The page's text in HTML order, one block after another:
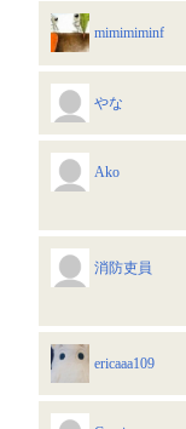
mimimiminf
やな
Ako
消防吏員
ericaaa109